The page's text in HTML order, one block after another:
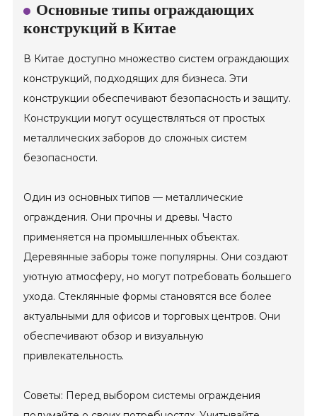
Основные типы ограждающих
конструкций в Китае
В Китае доступно множество систем ограждающих
конструкций, подходящих для бизнеса. Эти
конструкции обеспечивают безопасность и защиту.
Конструкции могут осуществляться от простых
металлических заборов до сложных систем
безопасности.
Один из основных типов — металлические
ограждения. Они прочны и древы. Часто
применяется на промышленных объектах.
Деревянные заборы тоже популярны. Они создают
уютную атмосферу, но могут потребовать большего
ухода. Стеклянные формы становятся все более
актуальными для офисов и торговых центров. Они
обеспечивают обзор и визуальную
привлекательность.
Советы: Перед выбором системы ограждения